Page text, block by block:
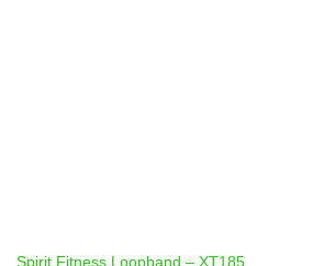
Spirit Fitness Loopband – XT185